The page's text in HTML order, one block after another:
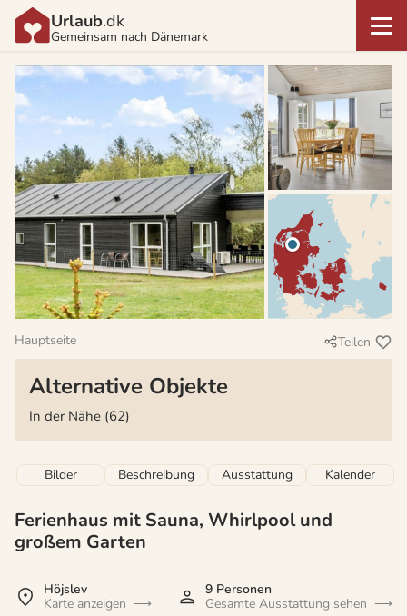
Urlaub.dk
Gemeinsam nach Dänemark
Hauptseite Teilen
Alternative Objekte
In der Nähe (62)
Bilder Beschreibung Ausstattung Kalender
Ferienhaus mit Sauna, Whirlpool und
großem Garten
Höjslev
Karte anzeigen
9 Personen
Gesamte Ausstattung sehen